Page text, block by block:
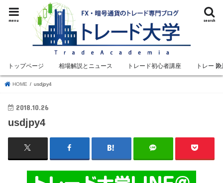
search
menu
トップページ 相場解説とニュース トレード初心者講座 トレード
HOME usdjpy4
2018.10.26
usdjpy4